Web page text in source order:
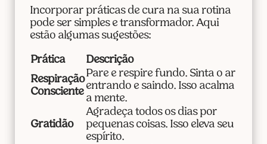
Incorporar práticas de cura na sua rotina
pode ser simples e transformador. Aqui
estão algumas sugestões:
Prática
Descrição
Respiração
Consciente
Pare e respire fundo. Sinta o ar
entrando e saindo. Isso acalma
a mente.
Gratidão
Agradeça todos os dias por
pequenas coisas. Isso eleva seu
espírito.